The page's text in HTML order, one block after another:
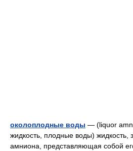
околоплодные воды — (liquor
жидкость, плодные воды)
амниона, представляющая собой